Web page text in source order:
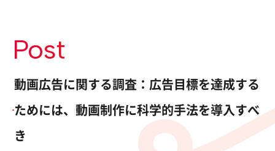
Post
動画広告に関する調査：広告目標を達成する
ためには、動画制作に科学的手法を導入すべ
き